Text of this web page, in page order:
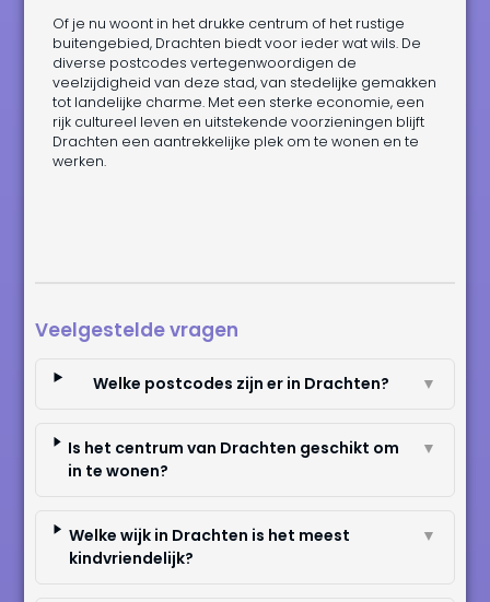
Of je nu woont in het drukke centrum of het rustige
buitengebied, Drachten biedt voor ieder wat wils. De
diverse postcodes vertegenwoordigen de
veelzijdigheid van deze stad, van stedelijke gemakken
tot landelijke charme. Met een sterke economie, een
rijk cultureel leven en uitstekende voorzieningen blijft
Drachten een aantrekkelijke plek om te wonen en te
werken.
Veelgestelde vragen
Welke postcodes zijn er in Drachten? ▼
Is het centrum van Drachten geschikt om
in te wonen?
▼
Welke wijk in Drachten is het meest
kindvriendelijk?
▼